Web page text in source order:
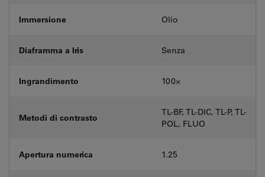
Immersione Olio
Diaframma a Iris Senza
Ingrandimento 100⨉
Metodi di contrasto
TL-BF, TL-DIC, TL-P, TL-
POL, FLUO
Apertura numerica 1.25